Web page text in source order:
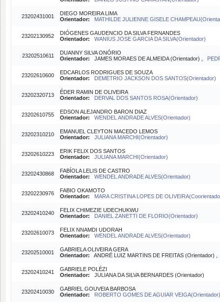
23202431001
DIEGO MOREIRA LIMA
Orientador:
MATHILDE JULIENNE GISELE
23202130952
DIÓGENES GAUDENCIO DA SILVA FERNANDES
Orientador:
WANIUS JOSE GARCIA DA SILVA(Orientador)
23202510611
DUANNY SILVA ONÓRIO
Orientador: JAMES MORAES DE ALMEIDA (Orientador) ,
23202610600
EDCARLOS RODRIGUES DE SOUZA
Orientador:
DEMETRIO JACKSON DOS SANTOS(Orientador)
23202320713
ÉDER RAMIN DE OLIVEIRA
Orientador:
DERVAL DOS SANTOS ROSA(Orientador)
23202610755
EDSON ALEJANDRO BARON DIAZ
Orientador:
WENDEL ANDRADE ALVES(Orientador)
23202310210
EMANUEL CLEYTON MACEDO LEMOS
Orientador:
JULIANA MARCHI(Orientador)
23202610223
ERIK FELIX DOS SANTOS
Orientador:
JULIANA MARCHI(Orientador)
23202430868
FABÍOLA LELIS DE CASTRO
Orientador:
WENDEL ANDRADE ALVES(Orientador)
23202230976
FABIO OKAMOTO
Orientador:
MARA CRISTINA LOPES DE
23202410240
FELIX CHIMEZIE UDECHUKWU
Orientador:
DANIEL ZANETTI DE FLORIO(Orientador)
23202610073
FELIX NNAMDI UDORAH
Orientador:
WENDEL ANDRADE ALVES(Orientador)
23202510001
GABRIELA OLIVEIRA GERA
Orientador: ANDRÉ LUIZ MARTINS DE FREITAS (Orientador)
23202410241
GABRIELE POLÉZI
Orientador: JULIANA DA SILVA BERNARDES (Orientador)
23202410030
GABRIEL GOUVEIA BARBOSA
Orientador:
ROBERTO GOMES DE AGUIAR